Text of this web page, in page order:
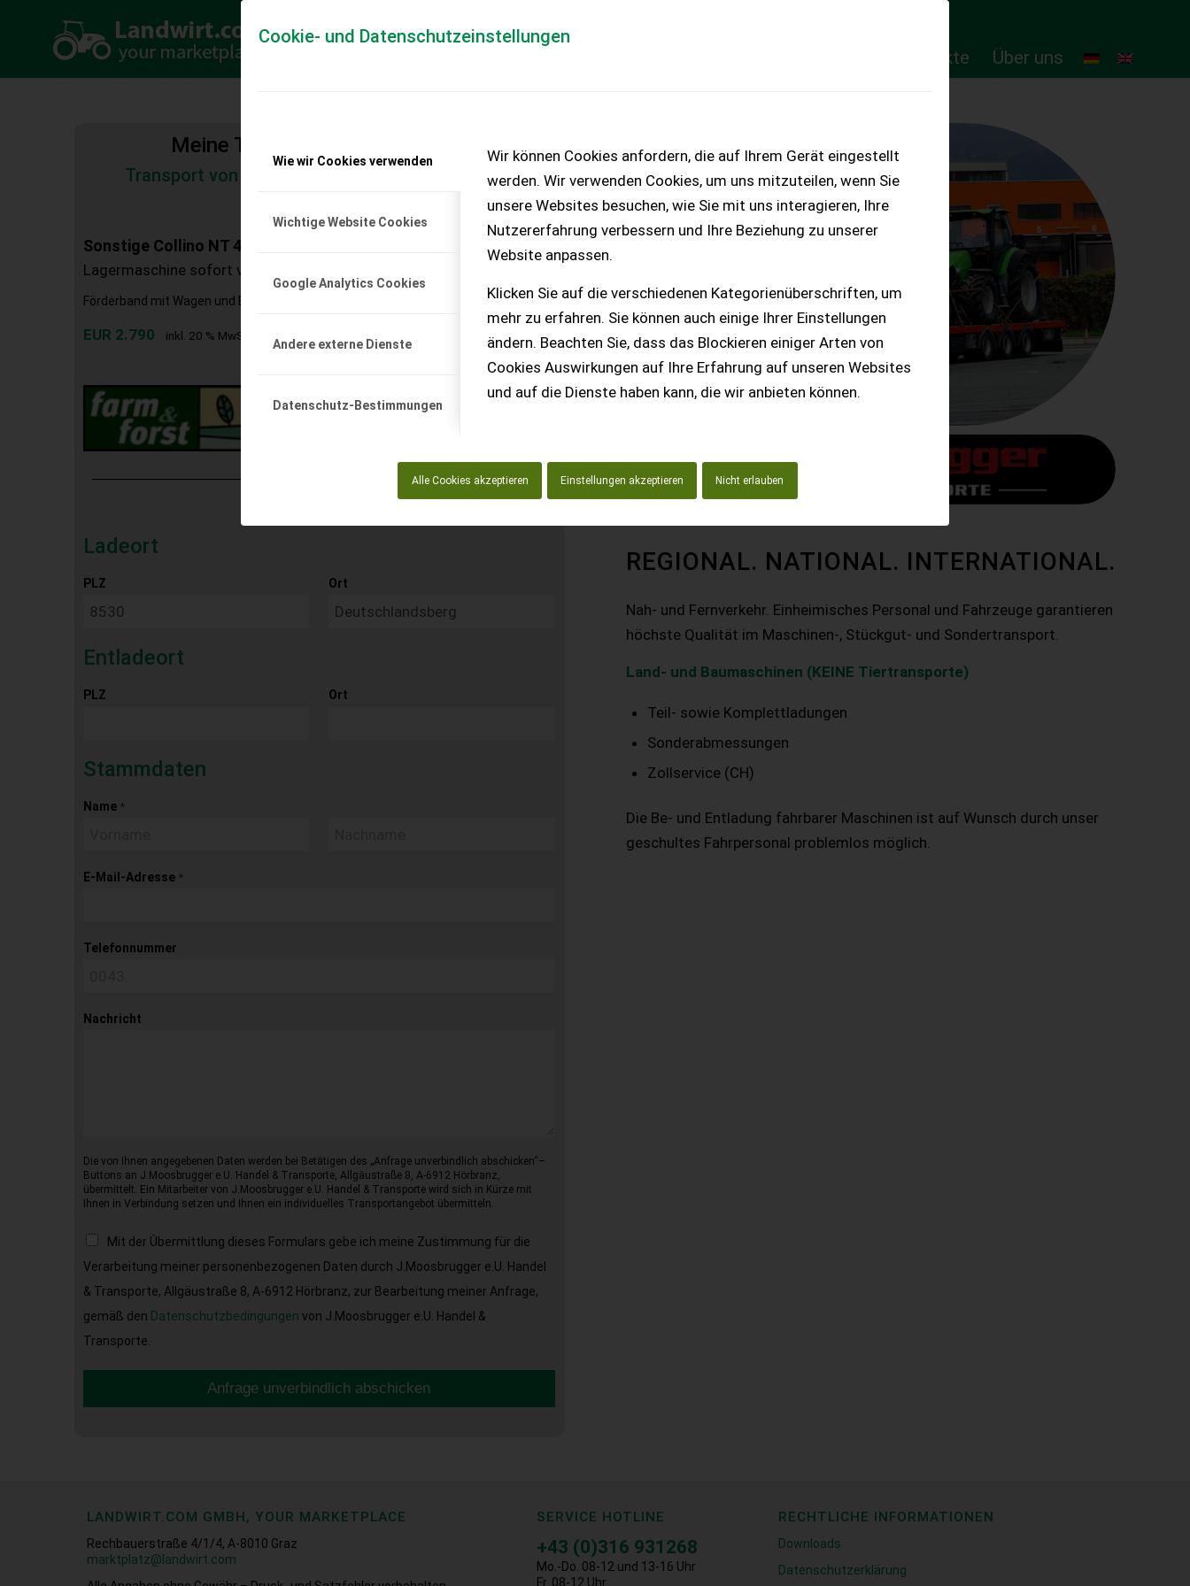
Cookie- und Datenschutzeinstellungen
Wie wir Cookies verwenden
Wichtige Website Cookies
Google Analytics Cookies
Andere externe Dienste
Datenschutz-Bestimmungen
Wir können Cookies anfordern, die auf Ihrem Gerät eingestellt
werden. Wir verwenden Cookies, um uns mitzuteilen, wenn Sie
unsere Websites besuchen, wie Sie mit uns interagieren, Ihre
Nutzererfahrung verbessern und Ihre Beziehung zu unserer
Website anpassen.
Klicken Sie auf die verschiedenen Kategorienüberschriften, um
mehr zu erfahren. Sie können auch einige Ihrer Einstellungen
ändern. Beachten Sie, dass das Blockieren einiger Arten von
Cookies Auswirkungen auf Ihre Erfahrung auf unseren Websites
und auf die Dienste haben kann, die wir anbieten können.
Alle Cookies akzeptieren Einstellungen akzeptieren Nicht erlauben
Online-Produkte Über uns
Meine Transportkostenanfrage
Transport von Land- und Baumaschinen – KEINE
Sonstige Collino NT 4/400
Lagermaschine sofort verfügbar
Förderband mit Wagen und E-Motor, PVC-Matte 40cm/breit,
EUR 2.790 inkl. 20 % MwSt.
Ladeort
PLZ Ort
Entladeort
PLZ Ort
Stammdaten
Name *
E-Mail-Adresse *
Telefonnummer
Nachricht
Die von Ihnen angegebenen Daten werden bei Betätigen des „Anfrage unverbindlich abschicken“–
Buttons an J.Moosbrugger e.U. Handel & Transporte, Allgäustraße 8, A-6912 Hörbranz,
übermittelt. Ein Mitarbeiter von J.Moosbrugger e.U. Handel & Transporte wird sich in Kürze mit
Ihnen in Verbindung setzen und Ihnen ein individuelles Transportangebot übermitteln.
Mit der Übermittlung dieses Formulars gebe ich meine Zustimmung für die
Verarbeitung meiner personenbezogenen Daten durch J.Moosbrugger e.U. Handel
& Transporte, Allgäustraße 8, A-6912 Hörbranz, zur Bearbeitung meiner Anfrage,
gemäß den Datenschutzbedingungen von J.Moosbrugger e.U. Handel &
Transporte.
Anfrage unverbindlich abschicken
REGIONAL. NATIONAL. INTERNATIONAL.
Nah- und Fernverkehr. Einheimisches Personal und Fahrzeuge garantieren
höchste Qualität im Maschinen-, Stückgut- und Sondertransport.
Land- und Baumaschinen (KEINE Tiertransporte)
Teil- sowie Komplettladungen
Sonderabmessungen
Zollservice (CH)
Die Be- und Entladung fahrbarer Maschinen ist auf Wunsch durch unser
geschultes Fahrpersonal problemlos möglich.
LANDWIRT.COM GMBH, YOUR MARKETPLACE
Rechbauerstraße 4/1/4, A-8010 Graz
marktplatz@landwirt.com
SERVICE HOTLINE
+43 (0)316 931268
Mo.-Do. 08-12 und 13-16 Uhr
Fr. 08-12 Uhr
RECHTLICHE INFORMATIONEN
Downloads
Datenschutzerklärung